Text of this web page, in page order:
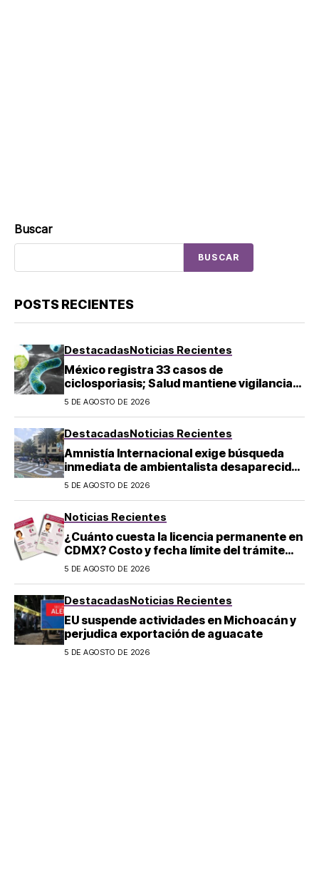
Buscar
BUSCAR
POSTS RECIENTES
DestacadasNoticias Recientes
México registra 33 casos de
ciclosporiasis; Salud mantiene vigilancia
epidemiológica
5 DE AGOSTO DE 2026
DestacadasNoticias Recientes
Amnistía Internacional exige búsqueda
inmediata de ambientalista desaparecido
en Michoacán
5 DE AGOSTO DE 2026
Noticias Recientes
¿Cuánto cuesta la licencia permanente en
CDMX? Costo y fecha límite del trámite
2026
5 DE AGOSTO DE 2026
DestacadasNoticias Recientes
EU suspende actividades en Michoacán y
perjudica exportación de aguacate
5 DE AGOSTO DE 2026